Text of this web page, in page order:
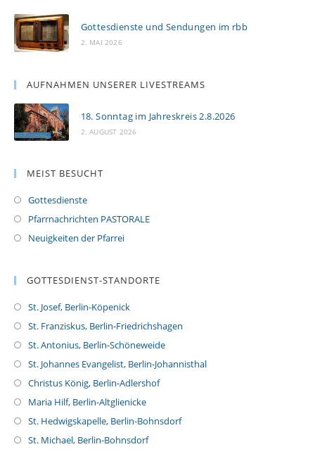
Gottesdienste und Sendungen im rbb
2. MAI 2026
AUFNAHMEN UNSERER LIVESTREAMS
18. Sonntag im Jahreskreis 2.8.2026
2. AUGUST 2026
MEIST BESUCHT
Gottesdienste
Pfarrnachrichten PASTORALE
Neuigkeiten der Pfarrei
GOTTESDIENST-STANDORTE
St. Josef, Berlin-Köpenick
St. Franziskus, Berlin-Friedrichshagen
St. Antonius, Berlin-Schöneweide
St. Johannes Evangelist, Berlin-Johannisthal
Christus König, Berlin-Adlershof
Maria Hilf, Berlin-Altglienicke
St. Hedwigskapelle, Berlin-Bohnsdorf
St. Michael, Berlin-Bohnsdorf